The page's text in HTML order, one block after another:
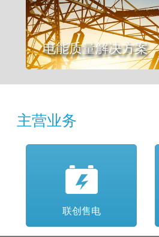
电能质量解决方案
主营业务
联创售电